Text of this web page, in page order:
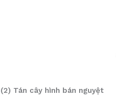
(2) Tán cây hình bán nguyệt